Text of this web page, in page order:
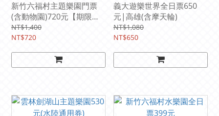
新竹六福村主題樂園門票
(含動物園)720元【期限
2026/9/30】
NT$1,400
NT$720
義大遊樂世界全日票650
元|高雄(含摩天輪)
NT$1,080
NT$650